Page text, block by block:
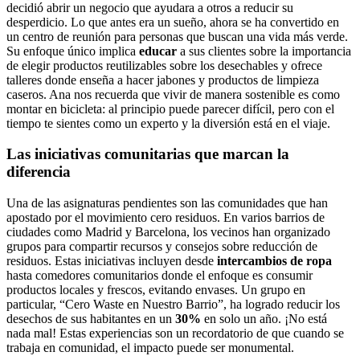
decidió abrir un negocio que ayudara a otros a reducir su
desperdicio. Lo que antes era un sueño, ahora se ha convertido en
un centro de reunión para personas que buscan una vida más verde.
Su enfoque único implica educar a sus clientes sobre la importancia
de elegir productos reutilizables sobre los desechables y ofrece
talleres donde enseña a hacer jabones y productos de limpieza
caseros. Ana nos recuerda que vivir de manera sostenible es como
montar en bicicleta: al principio puede parecer difícil, pero con el
tiempo te sientes como un experto y la diversión está en el viaje.
Las iniciativas comunitarias que marcan la
diferencia
Una de las asignaturas pendientes son las comunidades que han
apostado por el movimiento cero residuos. En varios barrios de
ciudades como Madrid y Barcelona, los vecinos han organizado
grupos para compartir recursos y consejos sobre reducción de
residuos. Estas iniciativas incluyen desde intercambios de ropa
hasta comedores comunitarios donde el enfoque es consumir
productos locales y frescos, evitando envases. Un grupo en
particular, “Cero Waste en Nuestro Barrio”, ha logrado reducir los
desechos de sus habitantes en un 30% en solo un año. ¡No está
nada mal! Estas experiencias son un recordatorio de que cuando se
trabaja en comunidad, el impacto puede ser monumental.